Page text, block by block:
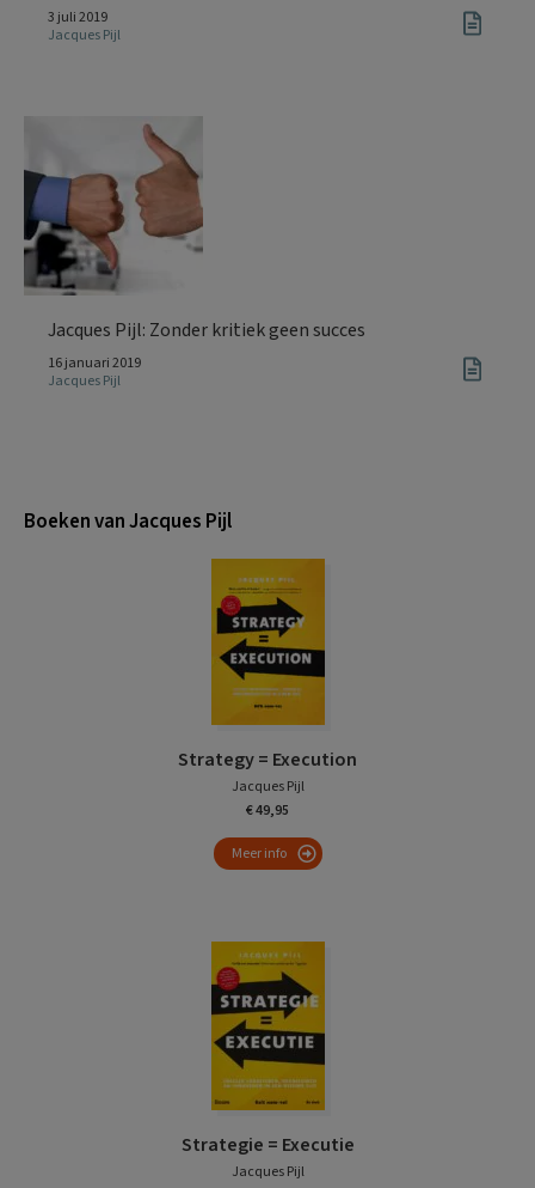
3 juli 2019
Jacques Pijl
Jacques Pijl: Zonder kritiek geen succes
16 januari 2019
Jacques Pijl
Boeken van Jacques Pijl
Strategy = Execution
Jacques Pijl
€ 49,95
Meer info
Strategie = Executie
Jacques Pijl